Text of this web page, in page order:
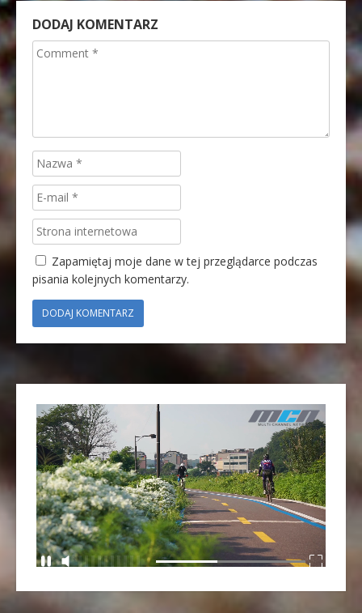
DODAJ KOMENTARZ
Zapamiętaj moje dane w tej przeglądarce podczas
pisania kolejnych komentarzy.